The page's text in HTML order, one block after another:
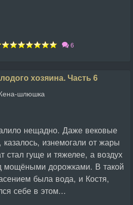
6
хозяина. Часть 6
шлюшка
нещадно. Даже вековые
казалось, изнемогали от жары
гуще и тяжелее, а воздух
мощёными дорожками. В такой
была вода, и Костя,
себе в этом...